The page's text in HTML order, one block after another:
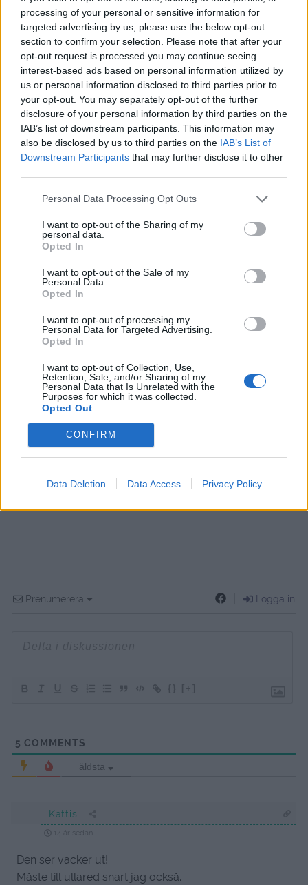
processing of your personal or sensitive information for
targeted advertising by us, please use the below opt-out
section to confirm your selection. Please note that after your
opt-out request is processed you may continue seeing
interest-based ads based on personal information utilized by
us or personal information disclosed to third parties prior to
your opt-out. You may separately opt-out of the further
disclosure of your personal information by third parties on the
IAB’s list of downstream participants. This information may
also be disclosed by us to third parties on the IAB’s List of
Downstream Participants that may further disclose it to other
Personal Data Processing Opt Outs
I want to opt-out of the Sharing of my
personal data.
Opted In
I want to opt-out of the Sale of my
Personal Data.
Opted In
I want to opt-out of processing my
Personal Data for Targeted Advertising.
Opted In
I want to opt-out of Collection, Use,
Retention, Sale, and/or Sharing of my
Personal Data that Is Unrelated with the
Purposes for which it was collected.
Opted Out
CONFIRM
Data Deletion Data Access Privacy Policy
ungefär vet jag.
Nu önskar jag er en fortsatt riktigt trevlig kväll ( igen )
!
0 15 JANUARI, 2012
Prenumerera Logga in
{} [+]
5 COMMENTS
äldsta
Kattis
14 år sedan
Den ser vacker ut!
Måste till ullared snart jag också.